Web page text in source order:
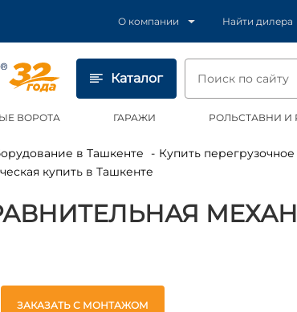
О компании Найти дилера
Каталог
ВОРОТА ГАРАЖИ РОЛЬСТАВНИ И
в Ташкенте
Купить
купить в Ташкенте
ЗАКАЗАТЬ С МОНТАЖОМ